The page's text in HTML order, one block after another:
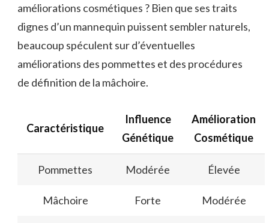
améliorations cosmétiques ? Bien que ses traits
dignes d’un mannequin puissent sembler naturels,
beaucoup spéculent sur d’éventuelles
améliorations des pommettes et des procédures
de définition de la mâchoire.
Caractéristique
Influence
Génétique
Amélioration
Cosmétique
Pommettes Modérée Élevée
Mâchoire Forte Modérée